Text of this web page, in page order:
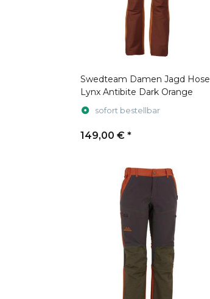
Swedteam Damen Jagd Hose
Lynx Antibite Dark Orange
sofort bestellbar
149,00 € *